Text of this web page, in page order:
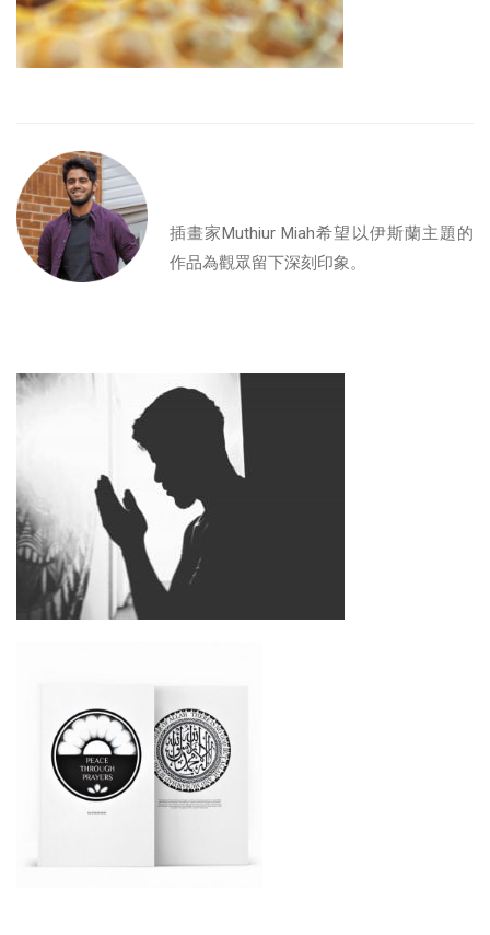
插畫家Muthiur Miah希望以伊斯蘭主題的
作品為觀眾留下深刻印象。